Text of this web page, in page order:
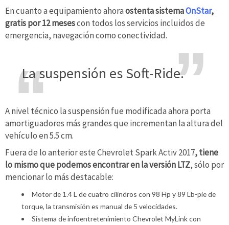
En cuanto a equipamiento ahoraostenta sistemaOnStar,
gratis por 12 mesescon todos los servicios incluidos de
emergencia, navegación como conectividad.
La suspensión es Soft-Ride.
A nivel técnico la suspensión fue modificada ahora porta
amortiguadores más grandes que incrementan la altura del
vehículo en 5.5 cm.
Fuera de lo anterior este Chevrolet Spark Activ 2017, tiene
lo mismo que podemos encontrar en la versión LTZ, sólo por
mencionar lo más destacable:
Motor de 1.4 L de cuatro cilindros con 98 Hp y 89 Lb-pie de
torque, la transmisión es manual de 5 velocidades.
Sistema de infoentretenimiento Chevrolet MyLink con